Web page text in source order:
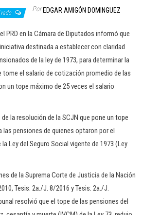
Por EDGAR AMIGÓN DOMINGUEZ
PRD en la Cámara de Diputados informó que
destinada a establecer con claridad
de la ley de 1973, para determinar la
tome el salario de cotización promedio de las
un tope máximo de 25 veces el salario
la resolución de la SCJN que pone un tope
las pensiones de quienes optaron por el
Ley del Seguro Social vigente de 1973 (Ley
de la Suprema Corte de Justicia de la Nación
Tesis: 2a./J. 8/2016 y Tesis: 2a./J.
resolvió que el tope de las pensiones del